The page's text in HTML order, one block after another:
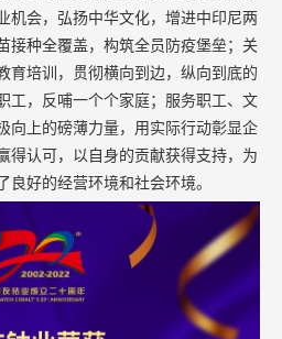
机会，弘扬中华文化，增进中印尼两
接种全覆盖，构筑全员防疫堡垒；关
育培训，贯彻横向到边，纵向到底的
工，反哺一个个家庭；服务职工、文
向上的磅薄力量，用实际行动彰显企
得认可，以自身的贡献获得支持，为
好的经营环境和社会环境。